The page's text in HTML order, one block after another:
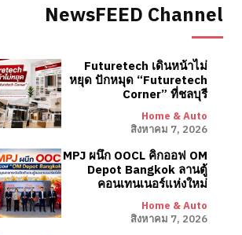
NewsFEED Channel
Futuretech เดินหน้าไม่
หยุด ปักหมุด “Futuretech
Corner” ที่ชลบุรี
Home & Auto
สิงหาคม 7, 2026
MPJ ผนึก OOCL คิกออฟ OM
Depot Bangkok ลานตู้
คอนเทนเนอร์แห่งใหม่
Home & Auto
สิงหาคม 7, 2026